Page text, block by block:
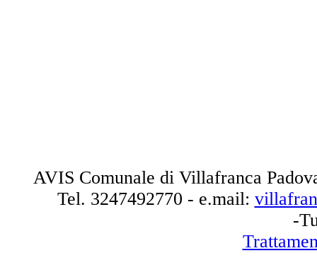
AVIS Comunale di Villafranca
Tel. 3247492770 - e.mail:
-